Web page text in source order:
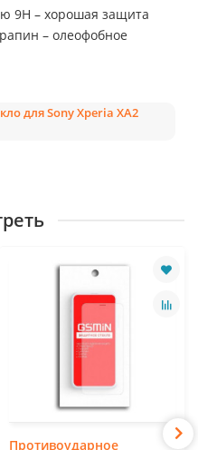
9Н – хорошая защита
– олеофобное
для Sony Xperia XA2
Противоударное